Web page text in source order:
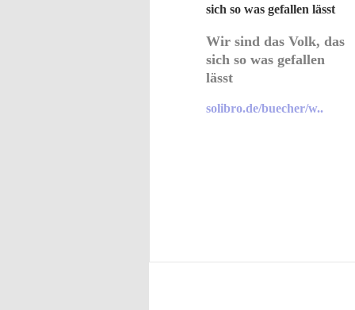
Wir sind das Volk, das
sich so was gefallen
lässt
solibro.de/buecher/w..